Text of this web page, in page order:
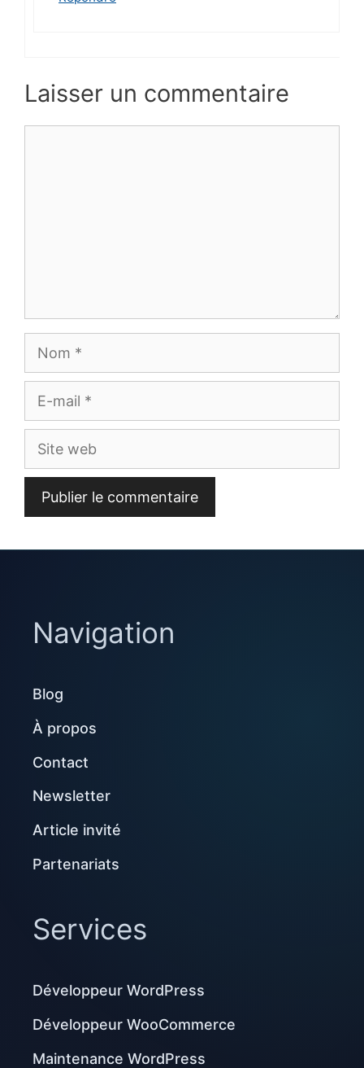
Laisser un commentaire
Site
Navigation
Blog
À propos
Contact
Newsletter
Article invité
Partenariats
Services
Développeur WordPress
Développeur WooCommerce
Maintenance WordPress